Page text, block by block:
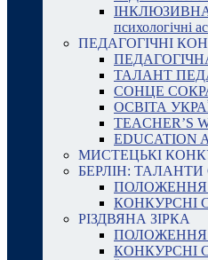
ІНКЛЮЗИВНА
психологічні
ПЕДАГОГІЧНІ
ТАЛАНТ
СОНЦЕ
ОСВІТА
TEACHER’S
EDUCATION
МИСТЕЦЬКІ
БЕРЛІН:
ПОЛОЖЕННЯ
КОНКУРСНІ
РІЗДВЯНА ЗІРКА
ПОЛОЖЕННЯ
КОНКУРСНІ